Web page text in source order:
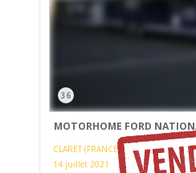
36
MOTORHOME FORD
CLARET (FRANCE)
14 juillet 2021